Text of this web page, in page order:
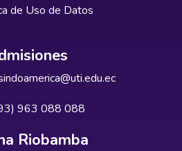
de Uso de Datos
963 088 088
Riobamba